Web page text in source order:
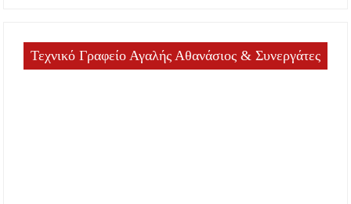
Τεχνικό Γραφείο Αγαλής Αθανάσιος & Συνεργάτες